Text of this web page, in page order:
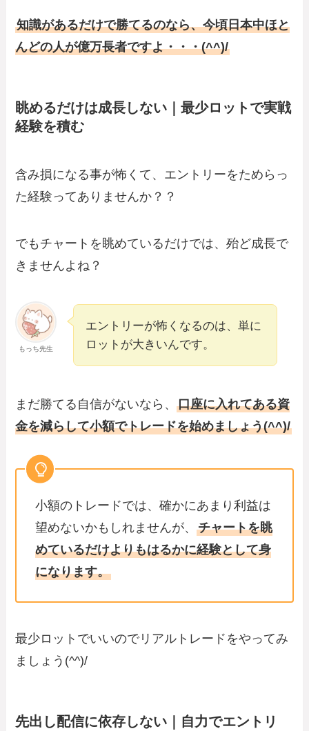
知識があるだけで勝てるのなら、今頃日本中ほと
んどの人が億万長者ですよ・・・(^^)/
眺めるだけは成長しない｜最少ロットで実戦
経験を積む
含み損になる事が怖くて、エントリーをためらっ
た経験ってありませんか？？
でもチャートを眺めているだけでは、殆ど成長で
きませんよね？
もっち先生
エントリーが怖くなるのは、単に
ロットが大きいんです。
まだ勝てる自信がないなら、口座に入れてある資
金を減らして小額でトレードを始めましょう(^^)/
小額のトレードでは、確かにあまり利益は
望めないかもしれませんが、チャートを眺
めているだけよりもはるかに経験として身
になります。
最少ロットでいいのでリアルトレードをやってみ
ましょう(^^)/
先出し配信に依存しない｜自力でエントリ